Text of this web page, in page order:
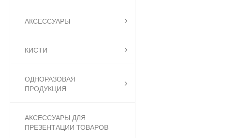
АКСЕССУАРЫ
КИСТИ
ОДНОРАЗОВАЯ
ПРОДУКЦИЯ
АКСЕССУАРЫ ДЛЯ
ПРЕЗЕНТАЦИИ ТОВАРОВ